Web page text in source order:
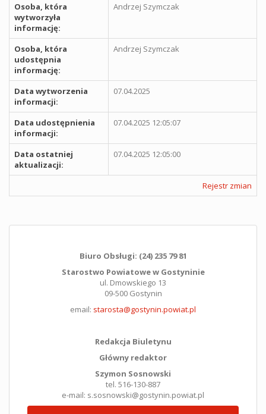
Osoba, która
wytworzyła
informację:
Andrzej Szymczak
Osoba, która
udostępnia
informację:
Andrzej Szymczak
Data wytworzenia
informacji:
07.04.2025
Data udostępnienia
informacji:
07.04.2025 12:05:07
Data ostatniej
aktualizacji:
07.04.2025 12:05:00
Rejestr zmian
Biuro Obsługi: (24) 235 79 81
Starostwo Powiatowe w Gostyninie
ul. Dmowskiego 13
09-500 Gostynin
email: starosta@gostynin.powiat.pl
Redakcja Biuletynu
Główny redaktor
Szymon Sosnowski
tel. 516-130-887
e-mail: s.sosnowski@gostynin.powiat.pl